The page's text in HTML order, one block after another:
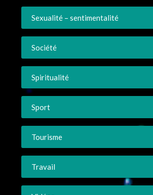
Sexualité – sentimentalité
Société
Spiritualité
Sport
Tourisme
Travail